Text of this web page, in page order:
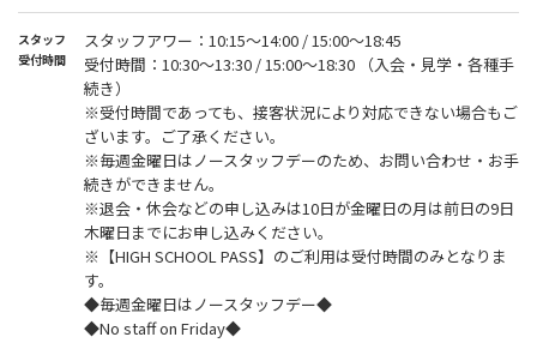
8月12日(水)19：00 ～ 8月16日(日)10：00
上記の期間はスタッフ不在となりご見学・ご入会等の各種お手続き
は行えません。
WEBでご入会いただいた方は、8月12日(水)18:30までに店頭で残り
のお手続きを
完了させていただきますようお願いいたします。
お手続き開始は 8月16日(日)10：30からとなります。
ご不便をお掛けいたしますが、ご理解の程よろしくお願い申し上げ
ます。
※ 施設は通常通りご利用いただけます。
※ WEB入会の方は店頭でのお手続き完了後、施設をご利用いただけ
ます。
※『HIGH SCHOOL PASS』の方は上記の期間ご利用いただけませ
ん。
スタッフ
受付時間
スタッフアワー：10:15〜14:00 / 15:00～18:45
受付時間：10:30～13:30 / 15:00～18:30 （入会・見学・各種手
続き）
※受付時間であっても、接客状況により対応できない場合もご
ざいます。ご了承ください。
※毎週金曜日はノースタッフデーのため、お問い合わせ・お手
続きができません。
※退会・休会などの申し込みは10日が金曜日の月は前日の9日
木曜日までにお申し込みください。
※【HIGH SCHOOL PASS】のご利用は受付時間のみとなりま
す。
◆毎週金曜日はノースタッフデー◆
◆No staff on Friday◆